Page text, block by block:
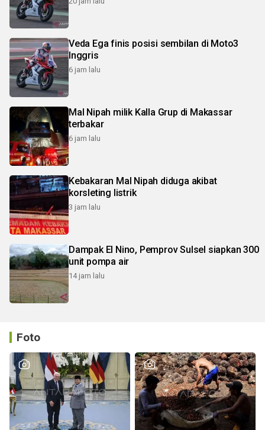
Veda Ega finis posisi sembilan di Moto3
Inggris
6 jam lalu
Mal Nipah milik Kalla Grup di Makassar
terbakar
6 jam lalu
Kebakaran Mal Nipah diduga akibat
korsleting listrik
3 jam lalu
Dampak El Nino, Pemprov Sulsel siapkan 300
unit pompa air
14 jam lalu
Foto